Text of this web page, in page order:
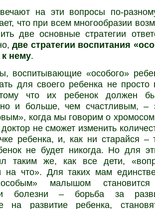
на эти вопросы по-
что при всем многообразии
две основные стратегии
две стратегии воспитания
нему.
воспитывающие «особого»
для своего ребенка не
что их ребенок должен
и больше, чем счастливым, –
когда мы говорим о
не сможет изменить
ребенка, и, как ни старайся –
не будет никогда. Но для
таким же, как все дети,
на что». Для таких мам
малышом
болезни – борьба за
на развитие ребенка,